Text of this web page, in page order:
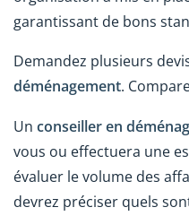
garantissant de bons
Demandez plusieurs
déménagement.
Un conseiller en
vous ou effectuera une
évaluer le volume des
devrez préciser quels